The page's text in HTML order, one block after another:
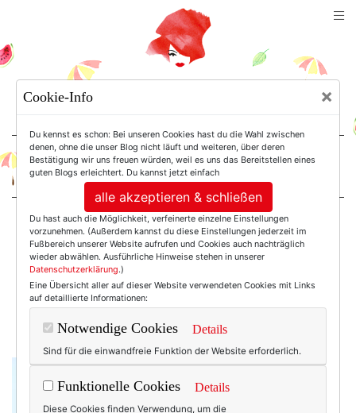
For Women. Not Girls.
Einträge mit dem
Tag: Massage
Cookie-Info ×
Du kennst es schon: Bei unseren Cookies hast du die Wahl zwischen
denen, ohne die unser Blog nicht läuft und weiteren, über deren
Bestätigung wir uns freuen würden, weil es uns das Bereitstellen eines
guten Blogs erleichtert. Du kannst jetzt einfach
alle akzeptieren & schließen
Du hast auch die Möglichkeit, verfeinerte einzelne Einstellungen
vorzunehmen. (Außerdem kannst du diese Einstellungen jederzeit im
Fußbereich unserer Website aufrufen und Cookies auch nachträglich
wieder abwählen. Ausführliche Hinweise stehen in unserer
Datenschutzerklärung.)
Eine Übersicht aller auf dieser Website verwendeten Cookies mit Links
auf detaillierte Informationen:
Notwendige Cookies Details
Sind für die einwandfreie Funktion der Website erforderlich.
Funktionelle Cookies Details
Diese Cookies finden Verwendung, um die